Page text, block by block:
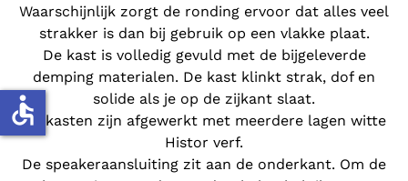
Waarschijnlijk zorgt de ronding ervoor dat alles veel
strakker is dan bij gebruik op een vlakke plaat.
De kast is volledig gevuld met de bijgeleverde
demping materialen. De kast klinkt strak, dof en
solide als je op de zijkant slaat.
De kasten zijn afgewerkt met meerdere lagen witte
Histor verf.
De speakeraansluiting zit aan de onderkant. Om de
accessible